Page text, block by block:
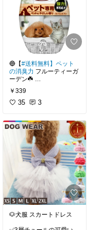
防水 K&H Original Bolste
r Pet Cot
#キッチン #収納上手 #ダ
イニング #犬との暮らし
#ペットと共生 #リビング
ゴミ箱 おしゃれ ふた付き
キッチン 50l ステンレス
自動センサー 50リットル
自動開閉 ダストボックス
ごみ箱 生ゴミ 大容量 オ
シャレ 台所 大型 生ごみ
ふたつき 省エネ 2年保証
NINE STARS(ナインスタ
クス ノーマルタイプ 50L
🔵【#送料無料】ペット
の消臭力 フルーティーガ
ーデン☘️
400ml🐶🐱どうしても部
屋に臭いはつくので購入
#猫#ペット#消臭
#芳
#お掃除グッズ #匂い
#エステー
￥339
35 3
🐶犬服 スカートドレス